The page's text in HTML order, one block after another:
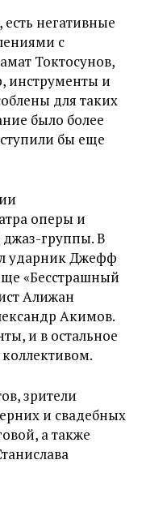
негативные
с
Токтосунов,
инструменты и
для таких
было более
бы еще
оперы и
джаз-группы. В
ударник Джефф
«Бесстрашный
Алижан
Акимов.
и в остальное
зрители
и свадебных
а также